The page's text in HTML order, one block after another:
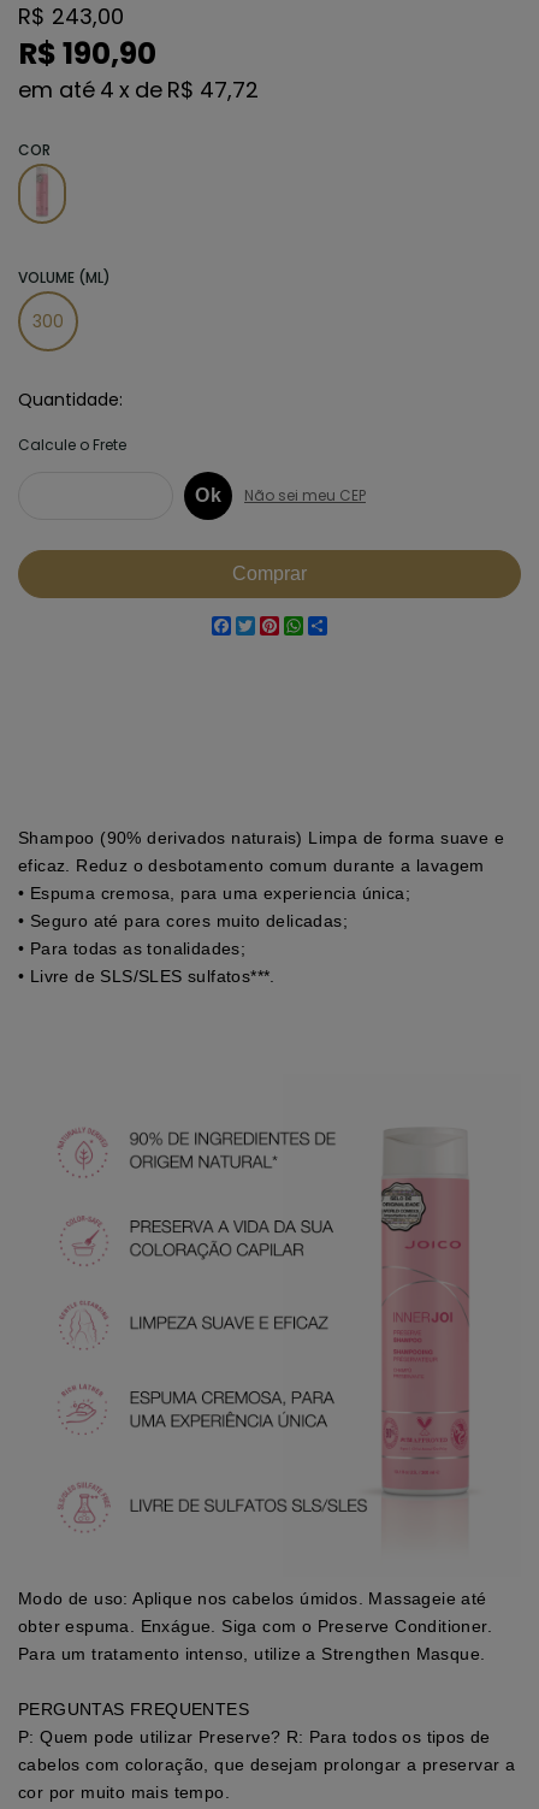
R$ 243,00
R$ 190,90
4 x de R$ 47,72
COR
VOLUME (ML)
300
Quantidade
Facebook
Twitter
Pinterest
WhatsApp
Shampoo (90% derivados naturais) Limpa de forma suave e
eficaz. Reduz o desbotamento comum durante a lavagem
• Espuma cremosa, para uma experiencia única;
• Seguro até para cores muito delicadas;
• Para todas as tonalidades;
• Livre de SLS/SLES sulfatos***.
Modo de uso: Aplique nos cabelos úmidos. Massageie até
obter espuma. Enxágue. Siga com o Preserve Conditioner.
Para um tratamento intenso, utilize a Strengthen Masque.
PERGUNTAS FREQUENTES
P: Quem pode utilizar Preserve? R: Para todos os tipos de
cabelos com coloração, que desejam prolongar a preservar a
cor por muito mais tempo.